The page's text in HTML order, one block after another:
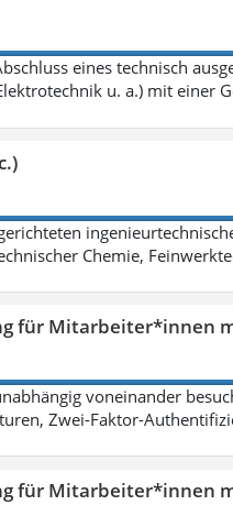
eines technisch
u. a.) mit einer
Chemie,
für Mitarbeiter*innen
voneinander
Zwei-Faktor-
für Mitarbeiter*innen